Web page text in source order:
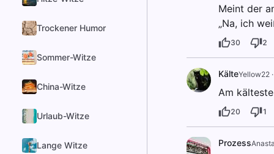
Trockener Humor
Sommer-Witze
China-Witze
Urlaub-Witze
Lange Witze
Meint der
„Na, ich
30 2
KälteYellow22
Am
20 1
Prozess